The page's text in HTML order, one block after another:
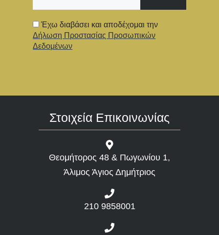
Έχω διαβάσει και αποδέχομαι την
Δήλωση Προστασίας Προσωπικών
Δεδομένων
Στοιχεία Επικοινωνίας
Θεομήτορος 48 & Πωγωνίου 1,
Άλιμος Άγιος Δημήτριος
210 9858001